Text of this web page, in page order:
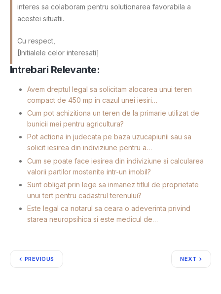
interes sa colaboram pentru solutionarea favorabila a
acestei situatii.
Cu respect,
[Initialele celor interesati]
Intrebari Relevante:
Avem dreptul legal sa solicitam alocarea unui teren
compact de 450 mp in cazul unei iesiri…
Cum pot achizitiona un teren de la primarie utilizat de
bunicii mei pentru agricultura?
Pot actiona in judecata pe baza uzucapiunii sau sa
solicit iesirea din indiviziune pentru a…
Cum se poate face iesirea din indiviziune si calcularea
valorii partilor mostenite intr-un imobil?
Sunt obligat prin lege sa inmanez titlul de proprietate
unui tert pentru cadastrul terenului?
Este legal ca notarul sa ceara o adeverinta privind
starea neuropsihica si este medicul de…
PREVIOUS NEXT